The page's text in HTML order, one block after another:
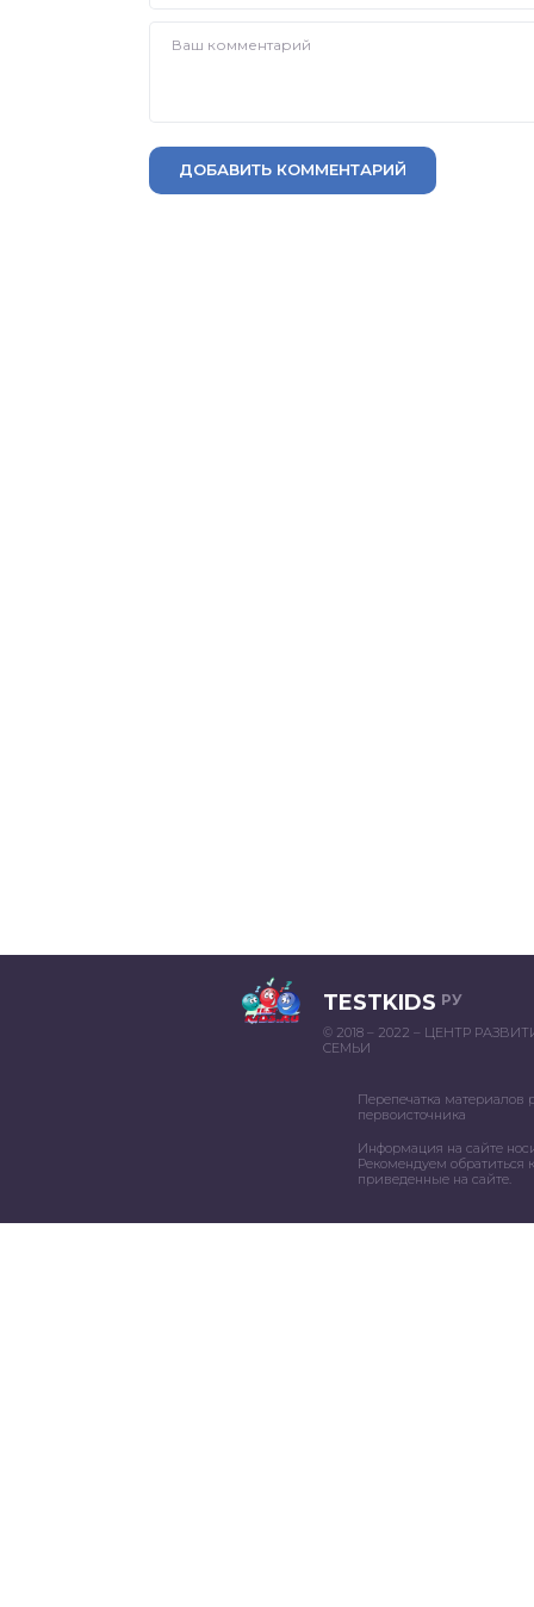
ДОБАВИТЬ КОММЕНТАРИЙ
TESTKIDS РУ
© 2018 – 2022 – ЦЕНТР
СЕМЬИ
Перепечатка материалов
первоисточника
Информация на сайте
Рекомендуем обратиться
приведенные на сайте.